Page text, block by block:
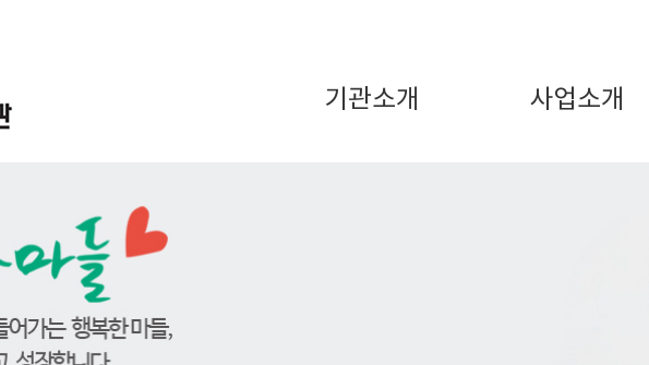
기관소개 사업소개